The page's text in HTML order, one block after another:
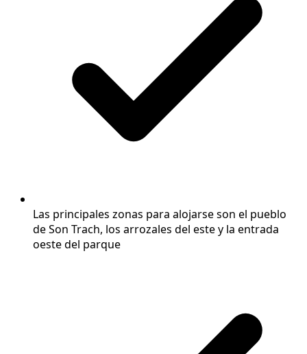
Las principales zonas para alojarse son el pueblo
de Son Trach, los arrozales del este y la entrada
oeste del parque